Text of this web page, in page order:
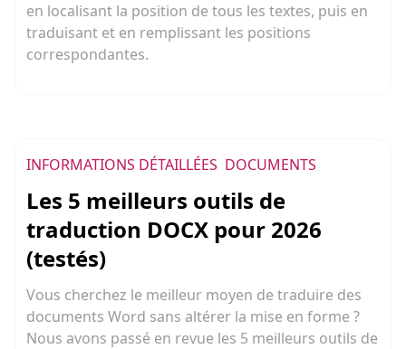
en localisant la position de tous les textes, puis en
traduisant et en remplissant les positions
correspondantes.
INFORMATIONS DÉTAILLÉES DOCUMENTS
Les 5 meilleurs outils de
traduction DOCX pour 2026
(testés)
Vous cherchez le meilleur moyen de traduire des
documents Word sans altérer la mise en forme ?
Nous avons passé en revue les 5 meilleurs outils de